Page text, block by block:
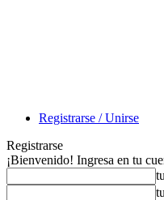
Registrarse / Unirse
Registrarse
¡Bienvenido! Ingresa en tu